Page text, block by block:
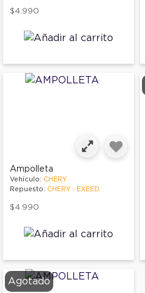
$4.990
Ampolleta
Vehículo: CHERY
Repuesto: CHERY - EXEED
$4.990
Agotado